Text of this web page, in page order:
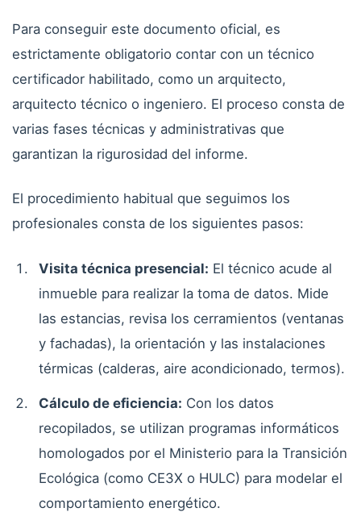
Para conseguir este documento oficial, es
estrictamente obligatorio contar con un técnico
certificador habilitado, como un arquitecto,
arquitecto técnico o ingeniero. El proceso consta de
varias fases técnicas y administrativas que
garantizan la rigurosidad del informe.
El procedimiento habitual que seguimos los
profesionales consta de los siguientes pasos:
Visita técnica presencial: El técnico acude al
inmueble para realizar la toma de datos. Mide
las estancias, revisa los cerramientos (ventanas
y fachadas), la orientación y las instalaciones
térmicas (calderas, aire acondicionado, termos).
Cálculo de eficiencia: Con los datos
recopilados, se utilizan programas informáticos
homologados por el Ministerio para la Transición
Ecológica (como CE3X o HULC) para modelar el
comportamiento energético.